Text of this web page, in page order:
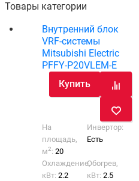
Товары категории
Внутренний блок
VRF-системы
Mitsubishi Electric
PFFY-P20VLEM-E
Купить
На
площадь,
м2:20
Инвертор:
Есть
Охлаждение,
кВт:2.2
Обогрев,
кВт:2.5